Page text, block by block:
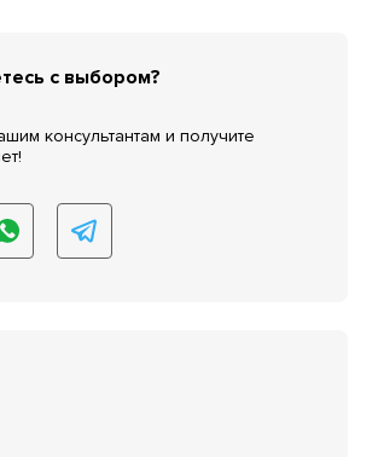
с выбором?
консультантам и получите